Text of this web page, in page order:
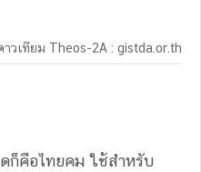
าวเทียม Theos-2A : gistda.or.th
ดก็คือไทยคม ใช้สำหรับ